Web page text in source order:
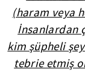
(haram veya
İnsanlardan
kim şüpheli
tebrie etmiş